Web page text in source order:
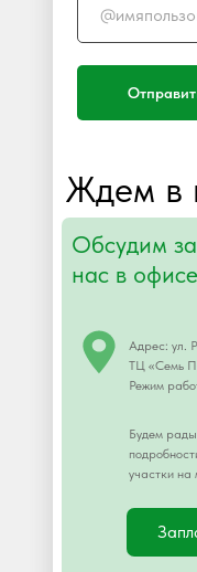
Обсудим
нас в
Будем
участки на
Адрес: ул.
ТЦ «Семь
Режим
Ждем в